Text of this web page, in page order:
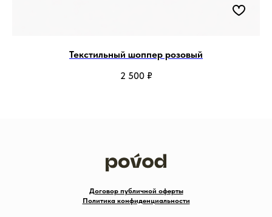
Текстильный шоппер розовый
2 500 ₽
Договор публичной оферты
Политика конфиденциальности